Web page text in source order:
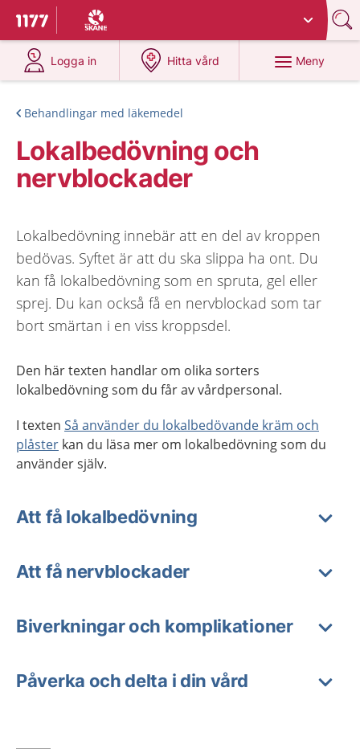
Till startsidan för 1177
Du har valt region
Logga in
på 1177.se
Hitta vård
på 1177.se
Meny
Behandlingar med läkemedel
Lokalbedövning och
nervblockader
Lokalbedövning innebär att en del av kroppen
bedövas. Syftet är att du ska slippa ha ont. Du
kan få lokalbedövning som en spruta, gel eller
sprej. Du kan också få en nervblockad som tar
bort smärtan i en viss kroppsdel.
Den här texten handlar om olika sorters
lokalbedövning som du får av vårdpersonal.
I texten Så använder du lokalbedövande kräm och
plåster kan du läsa mer om lokalbedövning som du
använder själv.
Att få lokalbedövning
Att få nervblockader
Biverkningar och komplikationer
Påverka och delta i din vård